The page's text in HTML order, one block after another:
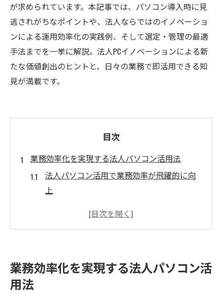
が求められています。本記事では、パソコン導入時に見
逃されがちなポイントや、法人ならではのイノベーショ
ンによる運用効率化の実践例、そして選定・管理の最適
手法までを一挙に解説。法人PCイノベーションによる新
たな価値創出のヒントと、日々の業務で即活用できる知
見が満載です。
目次
業務効率化を実現する法人パソコン活用法
法人パソコン活用で業務効率が飛躍的に向
上
イノベーションラボで広がる法人PCの可能
法人パソコン選びが変える業務フローの最
業務効率化を実現する法人パソコン活
用法